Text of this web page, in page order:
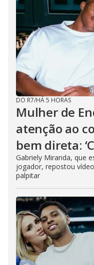
DO R7/HÁ 5 HORAS
Mulher de
atenção ao
bem direta:
Gabriely Miranda, que
jogador, repostou
palpitar